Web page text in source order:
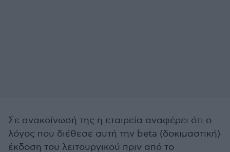
Σε ανακοίνωσή της η εταιρεία αναφέρει ότι ο
λόγος που διέθεσε αυτή την beta (δοκιμαστική)
έκδοση του λειτουργικού πριν από το